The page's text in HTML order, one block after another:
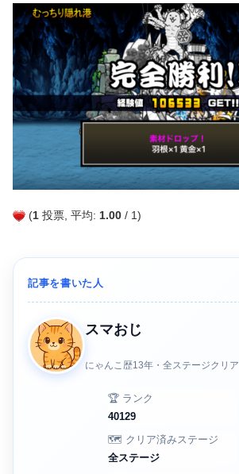
(1 投票, 平均: 1.00 / 1)
記事を書いた人
スマおじ
にゃんこ歴13年・全ステージクリア
🏆 ランク
40129
🗺️ クリア済みステージ
全ステージ